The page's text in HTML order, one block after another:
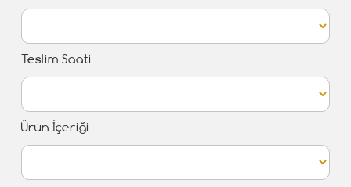
Teslim Saati
Ürün İçeriği